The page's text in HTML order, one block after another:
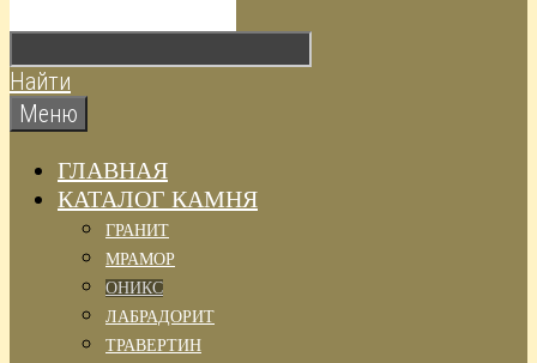
Найти
Меню
ГЛАВНАЯ
КАТАЛОГ КАМНЯ
ГРАНИТ
МРАМОР
ОНИКС
ЛАБРАДОРИТ
ТРАВЕРТИН